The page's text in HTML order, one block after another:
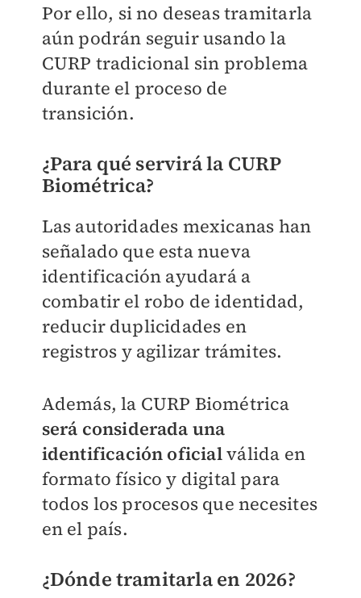
Por ello, si no deseas tramitarla
aún podrán seguir usando la
CURP tradicional sin problema
durante el proceso de
transición.
¿Para qué servirá la CURP
Biométrica?
Las autoridades mexicanas han
señalado que esta nueva
identificación ayudará a
combatir el robo de identidad,
reducir duplicidades en
registros y agilizar trámites.
Además, la CURP Biométrica
será considerada una
identificación oficialválida en
formato físico y digital para
todos los procesos que necesites
en el país.
¿Dónde tramitarla en 2026?